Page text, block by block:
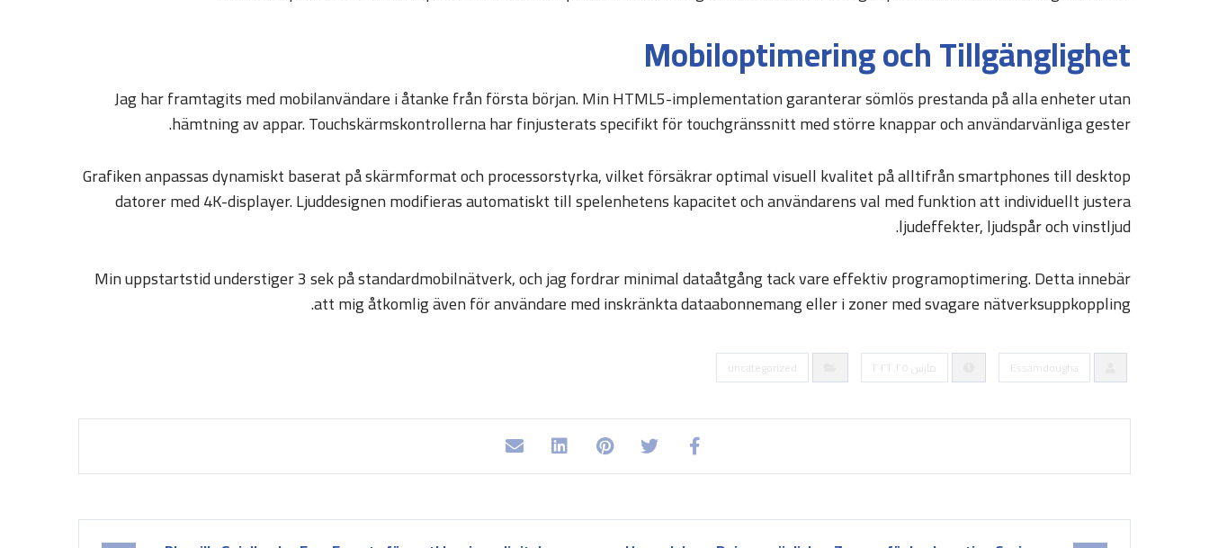
Mobiloptimering och Tillgänglighet
Jag har framtagits med mobilanvändare i åtanke från första början. Min HTML5-implementation garanterar sömlös prestanda på alla enheter utan
hämtning av appar. Touchskärmskontrollerna har finjusterats specifikt för touchgränssnitt med större knappar och användarvänliga gester.
Grafiken anpassas dynamiskt baserat på skärmformat och processorstyrka, vilket försäkrar optimal visuell kvalitet på alltifrån smartphones till desktop
datorer med 4K-displayer. Ljuddesignen modifieras automatiskt till spelenhetens kapacitet och användarens val med funktion att individuellt justera
ljudeffekter, ljudspår och vinstljud.
Min uppstartstid understiger 3 sek på standardmobilnätverk, och jag fordrar minimal dataåtgång tack vare effektiv programoptimering. Detta innebär
att mig åtkomlig även för användare med inskränkta dataabonnemang eller i zoner med svagare nätverksuppkoppling.
Essamdougha مارس ٢٥, ٢٠٢٦ uncategorized